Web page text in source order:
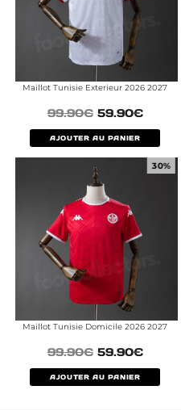
Maillot Tunisie Exterieur 2026 2027
99.90€ 59.90€
AJOUTER AU PANIER
30%
Maillot Tunisie Domicile 2026 2027
99.90€ 59.90€
AJOUTER AU PANIER